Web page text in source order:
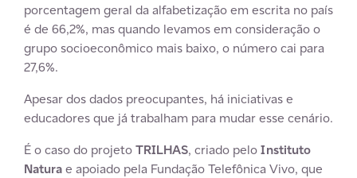
porcentagem geral da alfabetização em escrita no país
é de 66,2%, mas quando levamos em consideração o
grupo socioeconômico mais baixo, o número cai para
27,6%.
Apesar dos dados preocupantes, há iniciativas e
educadores que já trabalham para mudar esse cenário.
É o caso do projetoTRILHAS, criado peloInstituto
Naturae apoiado pela Fundação Telefônica Vivo, que